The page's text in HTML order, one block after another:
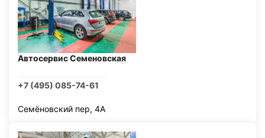
Автосервис Семеновская
+7 (495) 085-74-61
Семёновский пер, 4А